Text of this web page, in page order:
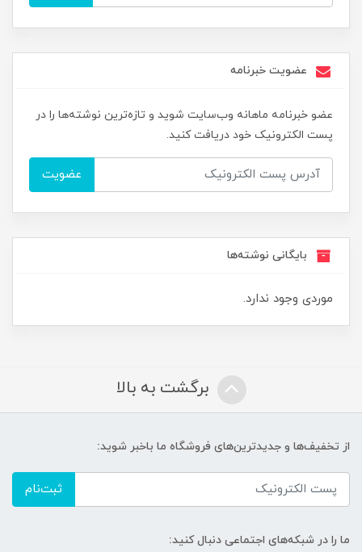
عضویت خبرنامه
عضو خبرنامه ماهانه وب‌سایت شوید و تازه‌ترین نوشته‌ها را در
پست الکترونیک خود دریافت کنید.
عضویت
بایگانی نوشته‌ها
موردی وجود ندارد.
برگشت به بالا
از تخفیف‌ها و جدیدترین‌های فروشگاه ما باخبر شوید:
ثبت‌نام
ما را در شبکه‌های اجتماعی دنبال کنید: